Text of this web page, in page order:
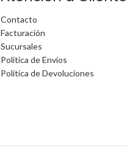
Contacto
Facturación
Sucursales
Política de Envíos
Política de Devoluciones